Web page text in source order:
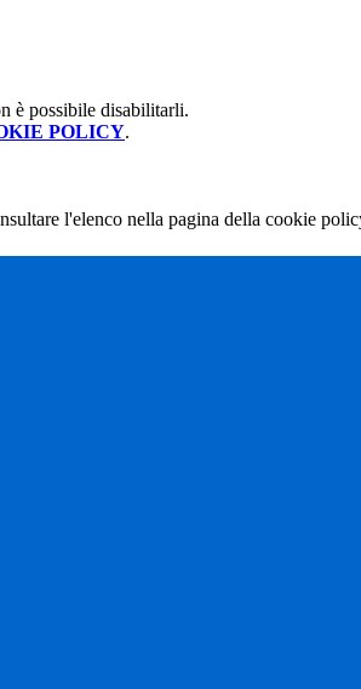
è possibile disabilitarli.
POLICY.
l'elenco nella pagina della cookie